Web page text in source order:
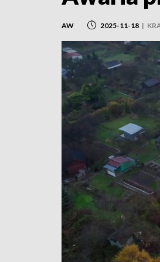
AW 2025-11-18 |